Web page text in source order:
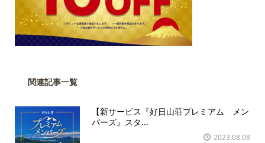
関連記事一覧
【新サービス『好日山荘プレミアム メン
バーズ』スタ...
2023.08.08